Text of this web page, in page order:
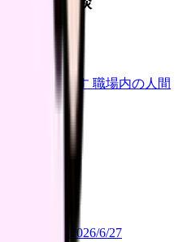
談したいです 職場内の人間
2026/6/27